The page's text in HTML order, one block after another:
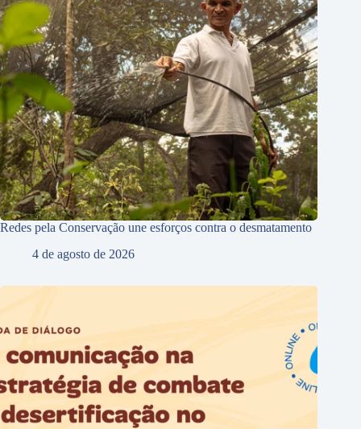
Redes pela Conservação une esforços contra o desmatamento
4 de agosto de 2026